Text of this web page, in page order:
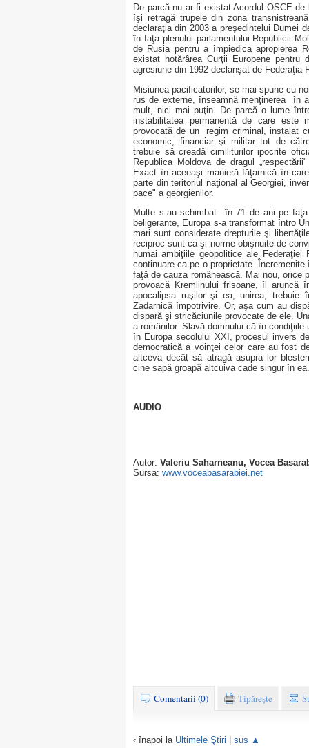
De parcă nu ar fi existat Acordul OSCE
îşi retragă trupele din zona
declaraţia din 2003 a preşedintelui Dumei
în faţa plenului parlamentului Republicii
de Rusia pentru a împiedica apropierea
existat hotărârea Curţii Europene pentru
agresiune din 1992 declanşat de Federaţia
Misiunea pacificatorilor, se mai spune cu
rus de externe, înseamnă menţinerea în
mult, nici mai puţin. De parcă o lume
instabilitatea permanentă de care este
provocată de un regim criminal, instalat
economic, financiar şi militar tot de
trebuie să creadă cimiliturilor ipocrite
Republica Moldova de dragul
Exact în aceeaşi manieră făţarnică în
parte din teritoriul naţional al Georgiei,
pace" a georgienilor.
Multe s-au schimbat în 71 de ani pe
beligerante, Europa s-a transformat întro
mari sunt considerate drepturile şi
reciproc sunt ca şi norme obişnuite de
numai ambiţiile geopolitice ale
continuare ca pe o proprietate.
faţă de cauza românească. Mai nou, orice
provoacă Kremlinului frisoane, îl aruncă
apocalipsa ruşilor şi ea, unirea, trebuie
Zadarnică împotrivire. Or, aşa cum au
dispară şi stricăciunile provocate de ele.
a românilor. Slavă domnului că în
în Europa secolului XXI, procesul invers
democratică a voinţei celor care au fost
altceva decât să atragă asupra lor
cine sapă groapă altcuiva cade singur în ea.
AUDIO
Autor: Valeriu Saharneanu, Vocea
Sursa: www.voceabasarabiei.net
Comentarii (0) Tipăreşte
‹ înapoi la Ultimele Ştiri sus ▲